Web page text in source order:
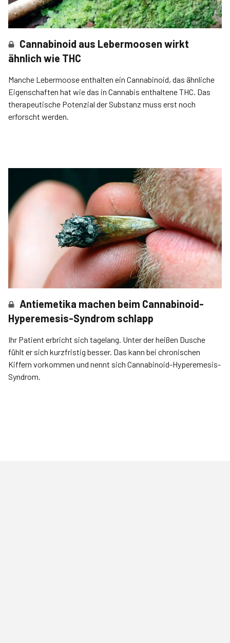
Cannabinoid aus Lebermoosen wirkt
ähnlich wie THC
Manche Lebermoose enthalten ein Cannabinoid, das ähnliche
Eigenschaften hat wie das in Cannabis enthaltene THC. Das
therapeutische Potenzial der Substanz muss erst noch
erforscht werden.
Antiemetika machen beim Cannabinoid-
Hyperemesis-Syndrom schlapp
Ihr Patient erbricht sich tagelang. Unter der heißen Dusche
fühlt er sich kurzfristig besser. Das kann bei chronischen
Kiffern vorkommen und nennt sich Cannabinoid-Hyperemesis-
Syndrom.